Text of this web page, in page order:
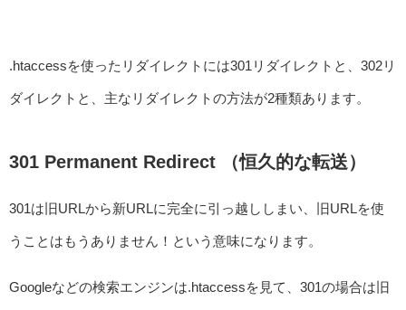
.htaccessを使ったリダイレクトには301リダイレクトと、302リ
ダイレクトと、主なリダイレクトの方法が2種類あります。
301 Permanent Redirect （恒久的な転送）
301は旧URLから新URLに完全に引っ越ししまい、旧URLを使
うことはもうありません！という意味になります。
Googleなどの検索エンジンは.htaccessを見て、301の場合は旧